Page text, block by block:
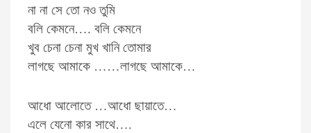
না না সে তো নও তুমি
বলি কেমনে…. বলি কেমনে
খুব চেনা চেনা মুখ খানি তোমার
লাগছে আমাকে ……লাগছে আমাকে…
আধো আলোতে …আধো ছায়াতে…
এলে যেনো কার সাথে….